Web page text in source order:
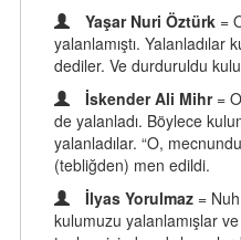
Yaşar Nuri Öztürk =
yalanlamıştı.
dediler. Ve durduruldu
İskender Ali Mihr =
de yalanladı. Böylece
yalanladılar. “O,
(tebliğden) men edildi.
İlyas Yorulmaz =
kulumuzu yalanlamışlar